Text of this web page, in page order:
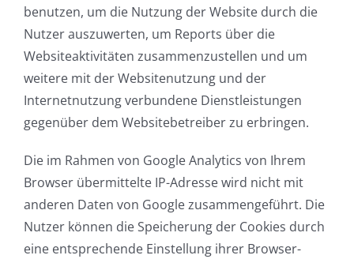
benutzen, um die Nutzung der Website durch die
Nutzer auszuwerten, um Reports über die
Websiteaktivitäten zusammenzustellen und um
weitere mit der Websitenutzung und der
Internetnutzung verbundene Dienstleistungen
gegenüber dem Websitebetreiber zu erbringen.
Die im Rahmen von Google Analytics von Ihrem
Browser übermittelte IP-Adresse wird nicht mit
anderen Daten von Google zusammengeführt. Die
Nutzer können die Speicherung der Cookies durch
eine entsprechende Einstellung ihrer Browser-